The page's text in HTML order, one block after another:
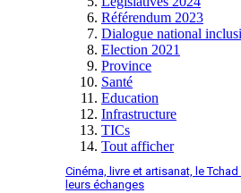
Référendum 2023
Dialogue national
Election 2021
Province
Santé
Education
Infrastructure
TICs
Tout afficher
Cinéma, livre et artisanat, le
leurs échanges